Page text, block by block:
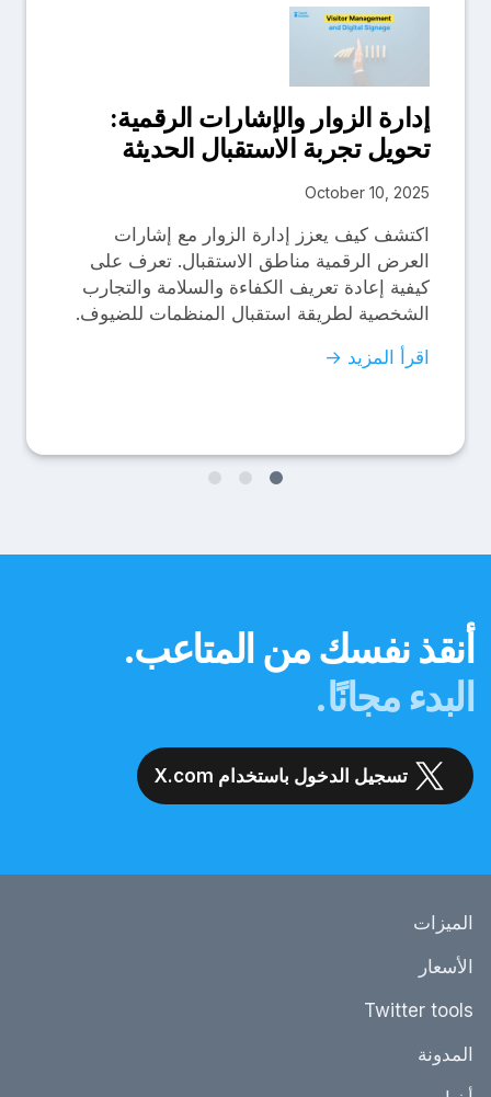
إدارة الزوار والإشارات الرقمية:
تحويل تجربة الاستقبال الحديثة
October 10, 2025
اكتشف كيف يعزز إدارة الزوار مع إشارات
العرض الرقمية مناطق الاستقبال. تعرف على
كيفية إعادة تعريف الكفاءة والسلامة والتجارب
الشخصية لطريقة استقبال المنظمات للضيوف.
اقرأ المزيد →
أنقذ نفسك من المتاعب.
البدء مجانًا.
تسجيل الدخول باستخدام X.com
الميزات
الأسعار
Twitter tools
المدونة